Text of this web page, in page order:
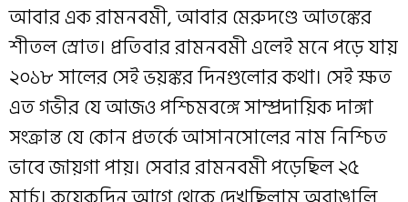
আবার এক রামনবমী, আবার মেরুদণ্ডে আতঙ্কের
শীতল স্রোত। প্রতিবার রামনবমী এলেই মনে পড়ে যায়
২০১৮ সালের সেই ভয়ঙ্কর দিনগুলোর কথা। সেই ক্ষত
এত গভীর যে আজও পশ্চিমবঙ্গে সাম্প্রদায়িক দাঙ্গা
সংক্রান্ত যে কোন প্রতর্কে আসানসোলের নাম নিশ্চিত
ভাবে জায়গা পায়। সেবার রামনবমী পড়েছিল ২৫